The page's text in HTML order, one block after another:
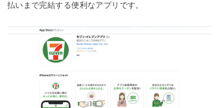
払いまで完結する便利なアプリです。